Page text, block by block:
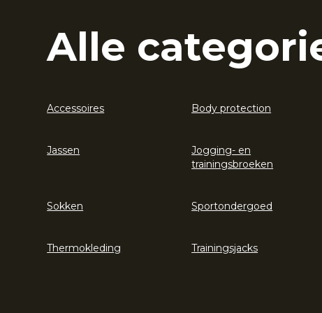
Alle
Accessoires Body protection
Jassen
Jogging- en
trainingsbroeken
Sokken Sportondergoed
Thermokleding Trainingsjacks